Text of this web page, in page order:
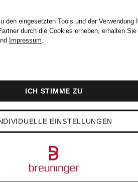
POLO
LAUREN
Strampler
KIDS
CHF 95
den eingesetzten Tools und der Verwendung
durch die Cookies erheben, erhalten
Impressum.
EINSTELLUNGEN
ICH STIMME ZU